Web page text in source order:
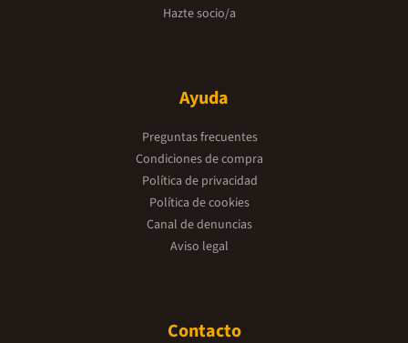
Hazte socio/a
Ayuda
Preguntas frecuentes
Condiciones de compra
Política de privacidad
Política de cookies
Canal de denuncias
Aviso legal
Contacto